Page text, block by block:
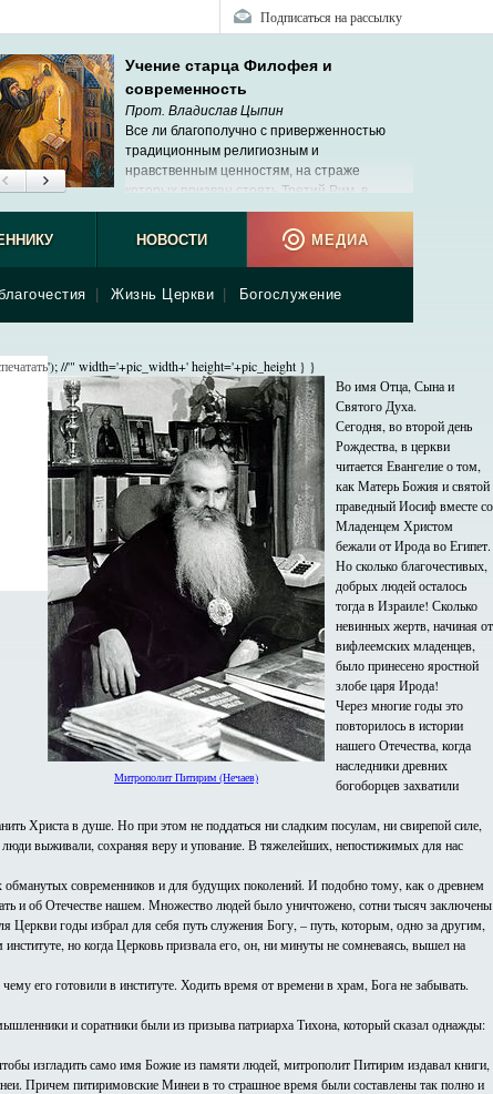
Подписаться на рассылку
Учение старца Филофея и
современность
Прот. Владислав Цыпин
Все ли благополучно с приверженностью
традиционным религиозным и
нравственным ценностям, на страже
которых призван стоять Третий Рим, в
современной России?
Жизнь Церкви Богослужение
НОВОСТИ МЕДИА
'); //'" width='+pic_width+' height='+pic_height } }
Митрополит Питирим (Нечаев)
Во имя Отца, Сына и
Святого Духа.
Сегодня, во второй день
Рождества, в церкви
читается Евангелие о том,
как Матерь Божия и святой
праведный Иосиф вместе со
Младенцем Христом
бежали от Ирода во Египет.
Но сколько благочестивых,
добрых людей осталось
тогда в Израиле! Сколько
невинных жертв, начиная от
вифлеемских младенцев,
было принесено яростной
злобе царя Ирода!
Через многие годы это
повторилось в истории
нашего Отечества, когда
наследники древних
богоборцев захватили
Христа в душе. Но при этом не поддаться ни сладким посулам, ни свирепой силе,
выживали, сохраняя веру и упование. В тяжелейших, непостижимых для нас
современников и для будущих поколений. И подобно тому, как о древнем
и об Отечестве нашем. Множество людей было уничтожено, сотни тысяч заключены
годы избрал для себя путь служения Богу, – путь, которым, одно за другим,
но когда Церковь призвала его, он, ни минуты не сомневаясь, вышел на
его готовили в институте. Ходить время от времени в храм, Бога не забывать.
и соратники были из призыва патриарха Тихона, который сказал однажды:
изгладить само имя Божие из памяти людей, митрополит Питирим издавал книги,
Причем питиримовские Минеи в то страшное время были составлены так полно и